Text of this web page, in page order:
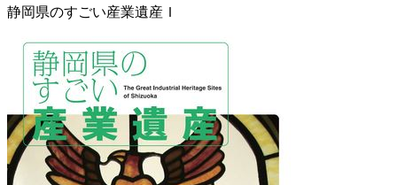
静岡県のすごい産業遺産Ｉ